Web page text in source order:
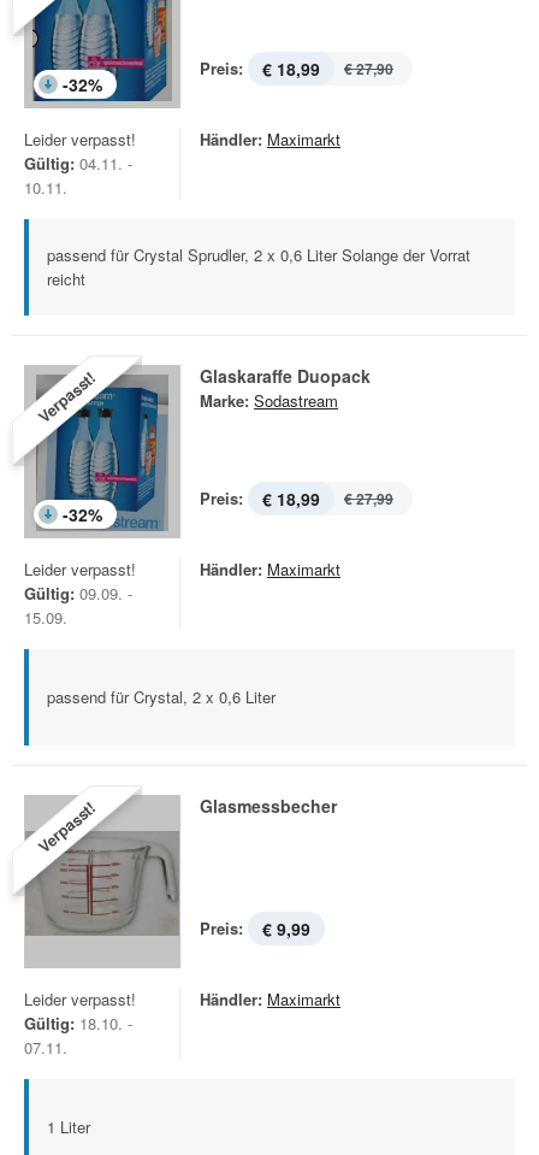
-32%
Preis: € 18,99 € 27,90
Leider verpasst!
Gültig: 04.11. -
10.11.
Händler: Maximarkt
passend für Crystal Sprudler, 2 x 0,6 Liter Solange der Vorrat
reicht
Verpasst!
-32%
Glaskaraffe Duopack
Marke: Sodastream
Preis: € 18,99 € 27,99
Leider verpasst!
Gültig: 09.09. -
15.09.
Händler: Maximarkt
passend für Crystal, 2 x 0,6 Liter
Verpasst! Glasmessbecher
Preis: € 9,99
Leider verpasst!
Gültig: 18.10. -
07.11.
Händler: Maximarkt
1 Liter